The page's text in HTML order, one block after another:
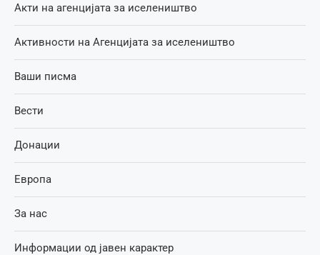
Акти на агенцијата за иселеништво
Активности на Агенцијата за иселеништво
Ваши писма
Вести
Донации
Европа
За нас
Информации од јавен карактер